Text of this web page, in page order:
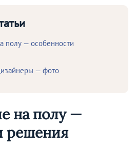
полу — особенности
— фото
на полу —
решения